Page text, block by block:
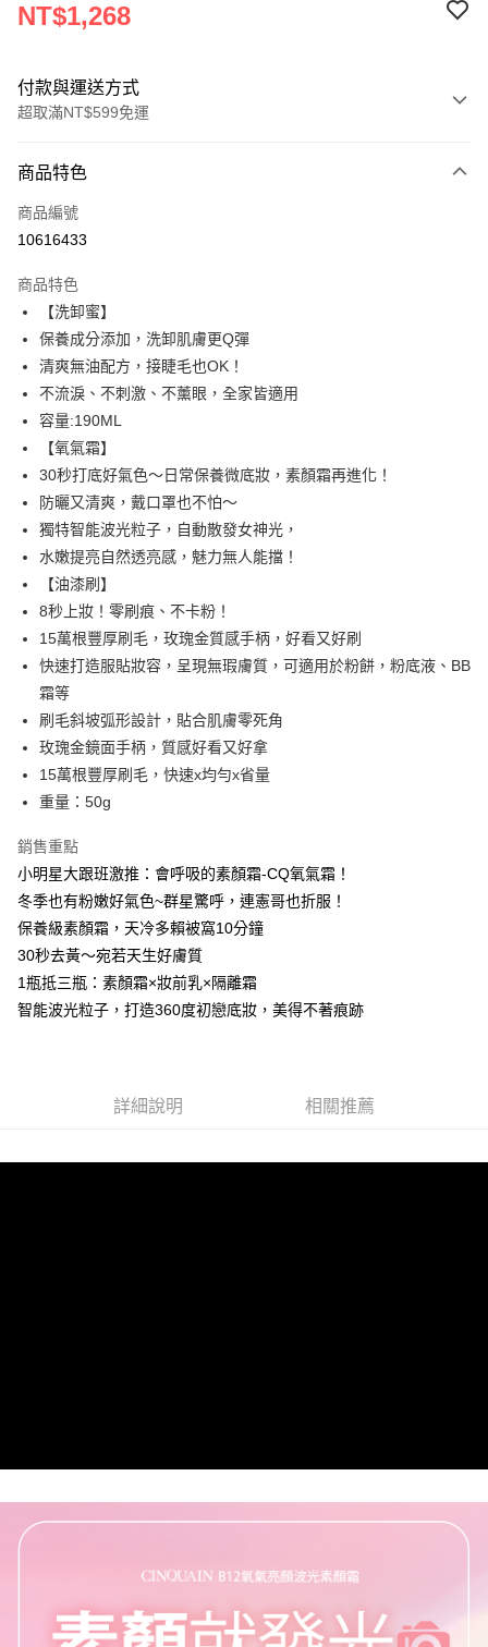
NT$1,268
付款與運送方式
超取滿NT$599免運
信用卡一次付款
超商取貨付款
Apple Pay
街口支付
悠遊付
ATM付款
運送方式
每筆NT$85，滿NT$599(含以上)免運費
付款後全家取貨
每筆NT$85，滿NT$599(含以上)免運費
7-11取貨付款
每筆NT$85，滿NT$799(含以上)免運費
付款後7-11取貨
每筆NT$85，滿NT$599(含以上)免運費
宅配
商品特色
商品編號
10616433
商品特色
【洗卸蜜】
保養成分添加，洗卸肌膚更Q彈
清爽無油配方，接睫毛也OK！
不流淚、不刺激、不薰眼，全家皆適用
容量:190ML
【氧氣霜】
30秒打底好氣色～日常保養微底妝，素顏霜再進化！
防曬又清爽，戴口罩也不怕～
獨特智能波光粒子，自動散發女神光，
水嫩提亮自然透亮感，魅力無人能擋！
【油漆刷】
8秒上妝！零刷痕、不卡粉！
15萬根豐厚刷毛，玫瑰金質感手柄，好看又好刷
快速打造服貼妝容，呈現無瑕膚質，可適用於粉餅，粉底液、BB
霜等
刷毛斜坡弧形設計，貼合肌膚零死角
玫瑰金鏡面手柄，質感好看又好拿
15萬根豐厚刷毛，快速x均勻x省量
重量：50g
銷售重點
小明星大跟班激推：會呼吸的素顏霜-CQ氧氣霜！
冬季也有粉嫩好氣色~群星驚呼，連憲哥也折服！
保養級素顏霜，天冷多賴被窩10分鐘
30秒去黃～宛若天生好膚質
1瓶抵三瓶：素顏霜×妝前乳×隔離霜
智能波光粒子，打造360度初戀底妝，美得不著痕跡
詳細說明 相關推薦